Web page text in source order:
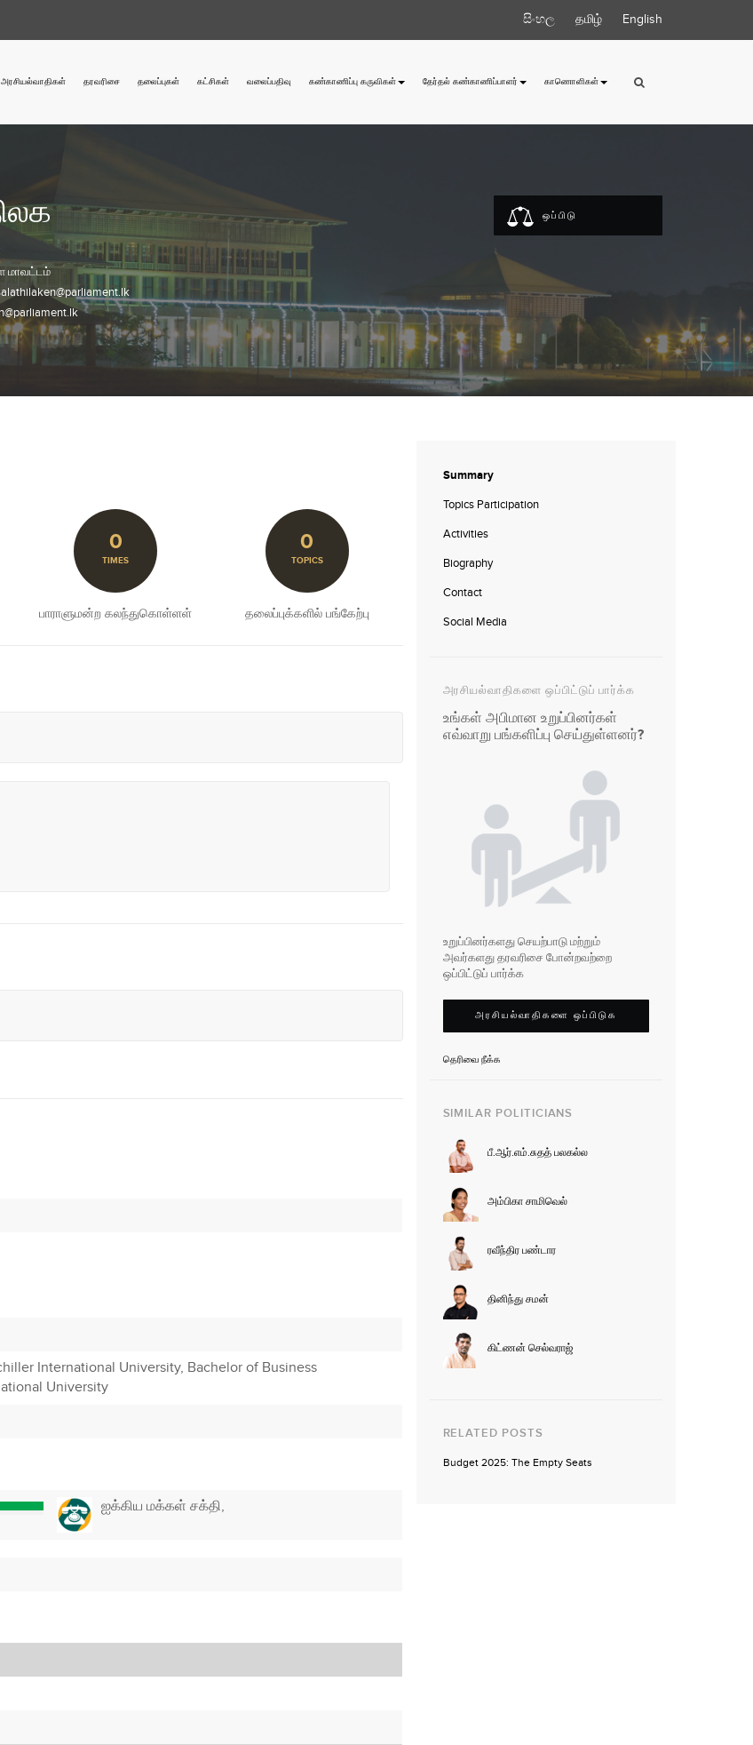
සිංහල தமிழ் English
அரசியல்வாதிகள் தரவரிசை தலைப்புகள் கட்சிகள் வலைப்பதிவு கண்காணிப்பு கருவிகள் தேர்தல் கண்காணிப்பாளர் காணொளிகள்
மாவட்டம்
ஒப்பிடு
0
TIMES
பாராளுமன்ற கலந்துகொள்ளள்
0
TOPICS
தலைப்புக்களில் பங்கேற்பு
International University, Bachelor of Business
University
ஐக்கிய மக்கள் சக்தி,
Summary
Topics Participation
Activities
Biography
Contact
Social Media
அரசியல்வாதிகளை ஒப்பிட்டுப் பார்க்க
உங்கள் அபிமான உறுப்பினர்கள்
எவ்வாறு பங்களிப்பு செய்துள்ளனர்?
உறுப்பினர்களது செயற்பாடு மற்றும்
அவர்களது தரவரிசை போன்றவற்றை
ஒப்பிட்டுப் பார்க்க
அரசியல்வாதிகளை ஒப்பிடுக
தெரிவை நீக்க
SIMILAR POLITICIANS
பீ.ஆர்.எம்.சுதத் பலகல்ல
அம்பிகா சாமிவெல்
ரவீந்திர பண்டார
தினிந்து சமன்
கிட்ணன் செல்வராஜ்
RELATED POSTS
Budget 2025: The Empty Seats